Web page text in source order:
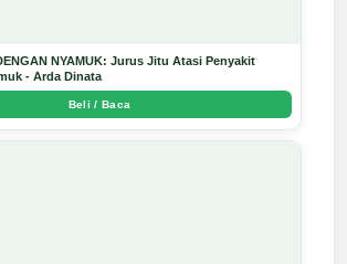
NYAMUK: Jurus Jitu Atasi Penyakit
- Arda Dinata
Beli / Baca